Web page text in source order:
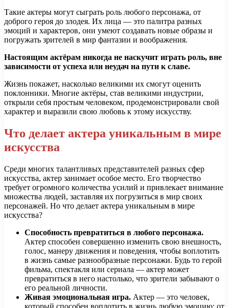
Такие актеры могут сыграть роль любого персонажа, от
доброго героя до злодея. Их лица — это палитра разных
эмоций и характеров, они умеют создавать новые образы и
погружать зрителей в мир фантазии и воображения.
Настоящим актёрам никогда не наскучит играть роль, вне
зависимости от успеха или неудач на пути к славе.
Жизнь покажет, насколько великими их смогут оценить
поклонники. Многие актёры, став великими индустрии,
открыли себя простым человеком, продемонстрировали свой
характер и выразили свою любовь к этому искусству.
Что делает актера уникальным в мире
искусства
Среди многих талантливых представителей разных сфер
искусства, актер занимает особое место. Его творчество
требует огромного количества усилий и привлекает внимание
множества людей, заставляя их погрузиться в мир своих
персонажей. Но что делает актера уникальным в мире
искусства?
Способность превратиться в любого персонажа.
Актер способен совершенно изменить свою внешность,
голос, манеру движения и поведения, чтобы воплотить
в жизнь самые разнообразные персонажи. Будь то герой
фильма, спектакля или сериала — актер может
превратиться в него настолько, что зрители забывают о
его реальной личности.
Живая эмоциональная игра. Актер — это человек,